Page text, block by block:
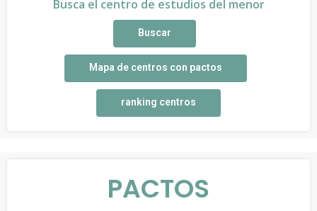
Busca el centro de estudios del menor
Buscar
Mapa de centros con pactos
ranking centros
PACTOS